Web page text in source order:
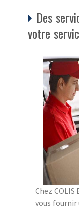
Des
votre
Chez
vous